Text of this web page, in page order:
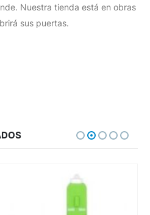
Nuestra tienda está en obras
sus puertas.